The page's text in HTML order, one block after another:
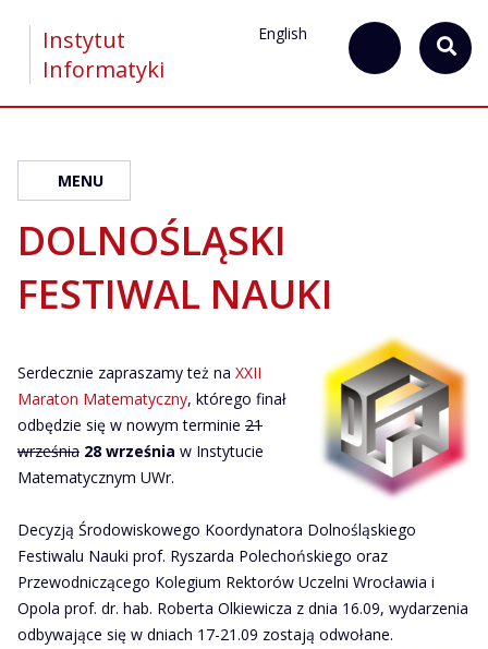
Instytut
Informatyki
English
MENU
DOLNOŚLĄSKI
FESTIWAL NAUKI
Serdecznie zapraszamy też na XXII
Maraton Matematyczny, którego finał
odbędzie się w nowym terminie 21
września 28 września w Instytucie
Matematycznym UWr.
Decyzją Środowiskowego Koordynatora Dolnośląskiego
Festiwalu Nauki prof. Ryszarda Polechońskiego oraz
Przewodniczącego Kolegium Rektorów Uczelni Wrocławia i
Opola prof. dr. hab. Roberta Olkiewicza z dnia 16.09, wydarzenia
odbywające się w dniach 17-21.09 zostają odwołane.